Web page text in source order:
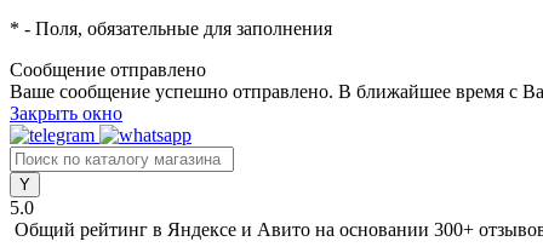
* - Поля, обязательные для заполнения
Сообщение отправлено
Ваше сообщение успешно отправлено. В ближайшее время с
Закрыть окно
5.0
Общий рейтинг в Яндексе и Авито на основании 300+